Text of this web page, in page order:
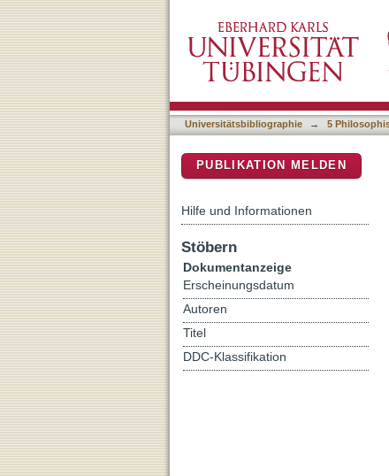
Language play in
Universitätsbibliographie → 5
PUBLIKATION MELDEN
Hilfe und Informationen
Stöbern
Dokumentanzeige
Erscheinungsdatum
Autoren
Titel
DDC-Klassifikation